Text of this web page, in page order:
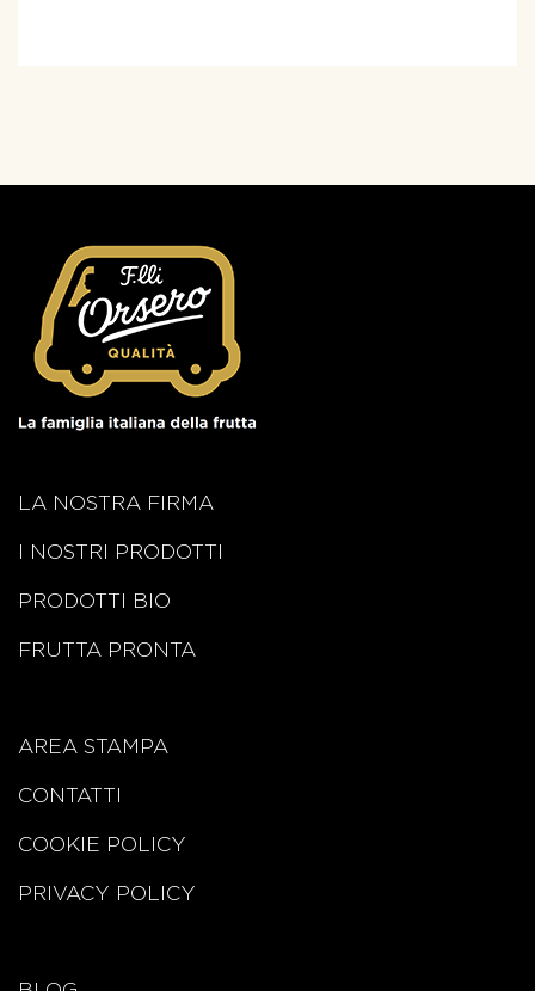
LA NOSTRA FIRMA
I NOSTRI PRODOTTI
PRODOTTI BIO
FRUTTA PRONTA
AREA STAMPA
CONTATTI
COOKIE POLICY
PRIVACY POLICY